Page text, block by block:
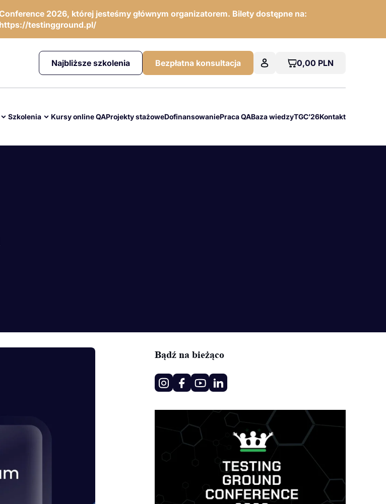
2026, której jesteśmy głównym organizatorem. Bilety dostępne na:
https://testingground.pl/
Najbliższe szkolenia Bezpłatna konsultacja 0,00 PLN
Szkolenia Kursy online QAProjekty stażoweDofinansowaniePraca QABaza wiedzyTGC’26Kontakt
Bądź na bieżąco